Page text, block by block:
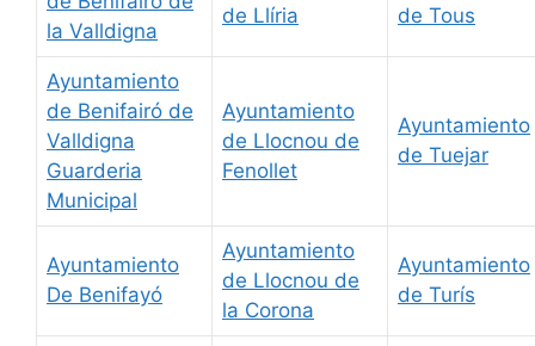
la Valldigna
de Llíria de Tous
Ayuntamiento
de Benifairó de
Valldigna
Guarderia
Municipal
Ayuntamiento
de Llocnou de
Fenollet
Ayuntamiento
de Tuejar
Ayuntamiento
De Benifayó
Ayuntamiento
de Llocnou de
la Corona
Ayuntamiento
de Turís